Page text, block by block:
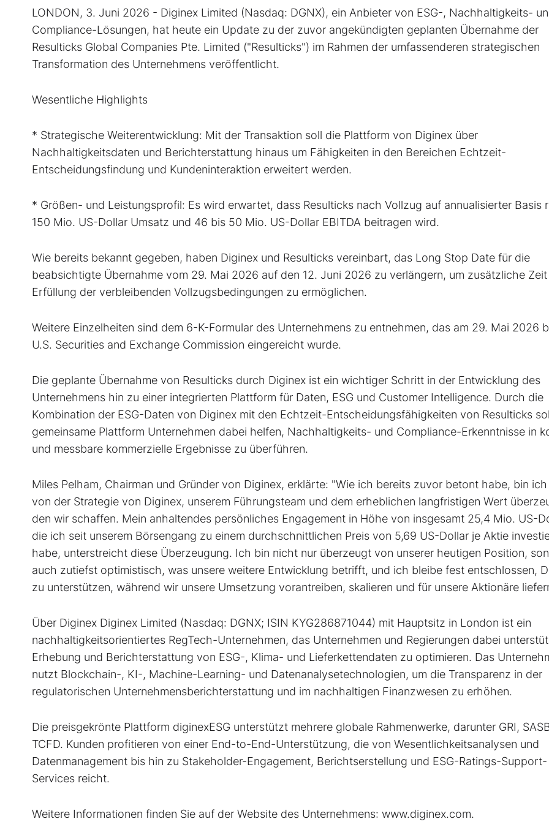
LONDON, 3. Juni 2026 - Diginex Limited (Nasdaq: DGNX), ein Anbieter von ESG-, Nachhaltigkeits-
Compliance-Lösungen, hat heute ein Update zu der zuvor angekündigten geplanten Übernahme der
Resulticks Global Companies Pte. Limited ("Resulticks") im Rahmen der umfassenderen strategischen
Transformation des Unternehmens veröffentlicht.
Wesentliche Highlights
* Strategische Weiterentwicklung: Mit der Transaktion soll die Plattform von Diginex über
Nachhaltigkeitsdaten und Berichterstattung hinaus um Fähigkeiten in den Bereichen Echtzeit-
Entscheidungsfindung und Kundeninteraktion erweitert werden.
* Größen- und Leistungsprofil: Es wird erwartet, dass Resulticks nach Vollzug auf annualisierter Basis
150 Mio. US-Dollar Umsatz und 46 bis 50 Mio. US-Dollar EBITDA beitragen wird.
Wie bereits bekannt gegeben, haben Diginex und Resulticks vereinbart, das Long Stop Date für die
beabsichtigte Übernahme vom 29. Mai 2026 auf den 12. Juni 2026 zu verlängern, um zusätzliche
Erfüllung der verbleibenden Vollzugsbedingungen zu ermöglichen.
Weitere Einzelheiten sind dem 6-K-Formular des Unternehmens zu entnehmen, das am 29. Mai 2026
U.S. Securities and Exchange Commission eingereicht wurde.
Die geplante Übernahme von Resulticks durch Diginex ist ein wichtiger Schritt in der Entwicklung des
Unternehmens hin zu einer integrierten Plattform für Daten, ESG und Customer Intelligence. Durch die
Kombination der ESG-Daten von Diginex mit den Echtzeit-Entscheidungsfähigkeiten von Resulticks
gemeinsame Plattform Unternehmen dabei helfen, Nachhaltigkeits- und Compliance-Erkenntnisse in
und messbare kommerzielle Ergebnisse zu überführen.
Miles Pelham, Chairman und Gründer von Diginex, erklärte: "Wie ich bereits zuvor betont habe, bin
von der Strategie von Diginex, unserem Führungsteam und dem erheblichen langfristigen Wert
den wir schaffen. Mein anhaltendes persönliches Engagement in Höhe von insgesamt 25,4 Mio. US-
die ich seit unserem Börsengang zu einem durchschnittlichen Preis von 5,69 US-Dollar je Aktie
habe, unterstreicht diese Überzeugung. Ich bin nicht nur überzeugt von unserer heutigen Position,
auch zutiefst optimistisch, was unsere weitere Entwicklung betrifft, und ich bleibe fest entschlossen,
zu unterstützen, während wir unsere Umsetzung vorantreiben, skalieren und für unsere Aktionäre
Über Diginex Diginex Limited (Nasdaq: DGNX; ISIN KYG286871044) mit Hauptsitz in London ist ein
nachhaltigkeitsorientiertes RegTech-Unternehmen, das Unternehmen und Regierungen dabei
Erhebung und Berichterstattung von ESG-, Klima- und Lieferkettendaten zu optimieren. Das
nutzt Blockchain-, KI-, Machine-Learning- und Datenanalysetechnologien, um die Transparenz in der
regulatorischen Unternehmensberichterstattung und im nachhaltigen Finanzwesen zu erhöhen.
Die preisgekrönte Plattform diginexESG unterstützt mehrere globale Rahmenwerke, darunter GRI,
TCFD. Kunden profitieren von einer End-to-End-Unterstützung, die von Wesentlichkeitsanalysen und
Datenmanagement bis hin zu Stakeholder-Engagement, Berichtserstellung und ESG-Ratings-Support-
Services reicht.
Weitere Informationen finden Sie auf der Website des Unternehmens: www.diginex.com.